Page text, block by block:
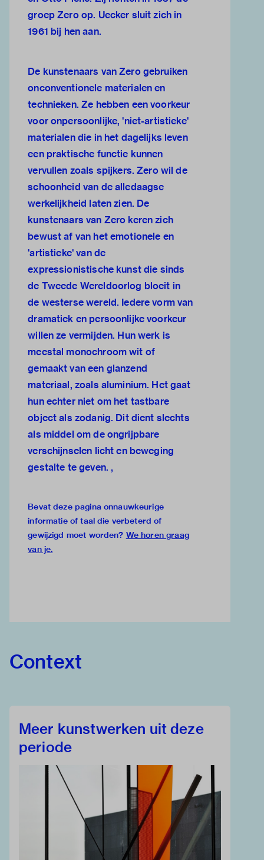
groep Zero op. Uecker sluit zich in
1961 bij hen aan.
De kunstenaars van Zero gebruiken
onconventionele materialen en
technieken. Ze hebben een voorkeur
voor onpersoonlijke, 'niet-artistieke'
materialen die in het dagelijks leven
een praktische functie kunnen
vervullen zoals spijkers. Zero wil de
schoonheid van de alledaagse
werkelijkheid laten zien. De
kunstenaars van Zero keren zich
bewust af van het emotionele en
'artistieke' van de
expressionistische kunst die sinds
de Tweede Wereldoorlog bloeit in
de westerse wereld. Iedere vorm van
dramatiek en persoonlijke voorkeur
willen ze vermijden. Hun werk is
meestal monochroom wit of
gemaakt van een glanzend
materiaal, zoals aluminium. Het gaat
hun echter niet om het tastbare
object als zodanig. Dit dient slechts
als middel om de ongrijpbare
verschijnselen licht en beweging
gestalte te geven. ,
Bevat deze pagina onnauwkeurige
informatie of taal die verbeterd of
gewijzigd moet worden? We horen graag
van je.
Context
Meer kunstwerken uit deze
periode